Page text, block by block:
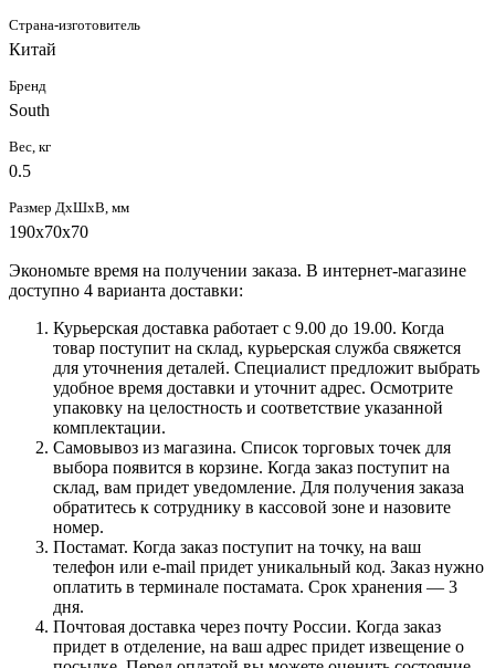
Страна-изготовитель
Китай
Бренд
South
Вес, кг
0.5
Размер ДхШхВ, мм
190x70x70
Экономьте время на получении заказа. В интернет-магазине
доступно 4 варианта доставки:
Курьерская доставка работает с 9.00 до 19.00. Когда
товар поступит на склад, курьерская служба свяжется
для уточнения деталей. Специалист предложит выбрать
удобное время доставки и уточнит адрес. Осмотрите
упаковку на целостность и соответствие указанной
комплектации.
Самовывоз из магазина. Список торговых точек для
выбора появится в корзине. Когда заказ поступит на
склад, вам придет уведомление. Для получения заказа
обратитесь к сотруднику в кассовой зоне и назовите
номер.
Постамат. Когда заказ поступит на точку, на ваш
телефон или e-mail придет уникальный код. Заказ нужно
оплатить в терминале постамата. Срок хранения — 3
дня.
Почтовая доставка через почту России. Когда заказ
придет в отделение, на ваш адрес придет извещение о